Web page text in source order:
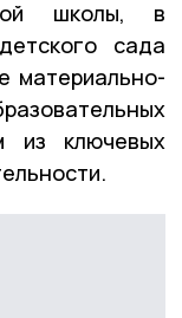
школы, в
сада
материально-
из ключевых